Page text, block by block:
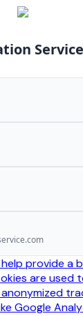
Service
provide a
are used
Google